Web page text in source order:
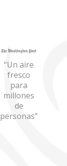
“Un aire
fresco
para
millones
de
personas”